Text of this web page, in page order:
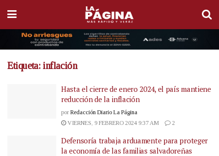
Etiqueta: inflación
Hasta el cierre de enero 2024, el país mantiene
reducción de la inflación
por Redacción Diario La Página
VIERNES, 9 FEBRERO 2024 9:37 AM
2
Defensoría trabaja arduamente para proteger
la economía de las familias salvadoreñas